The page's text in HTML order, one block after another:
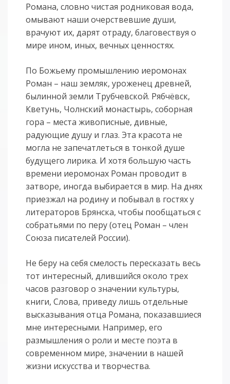
Романа, словно чистая родниковая вода,
омывают наши очерствевшие души,
врачуют их, дарят отраду, благовествуя о
мире ином, иных, вечных ценностях.
По Божьему промышлению иеромонах
Роман – наш земляк, уроженец древней,
былинной земли Трубчевской. Рябчёвск,
Кветунь, Чолнский монастырь, соборная
гора – места живописные, дивные,
радующие душу и глаз. Эта красота не
могла не запечатлеться в тонкой душе
будущего лирика. И хотя большую часть
времени иеромонах Роман проводит в
затворе, иногда выбирается в мир. На днях
приезжал на родину и побывал в гостях у
литераторов Брянска, чтобы пообщаться с
собратьями по перу (отец Роман – член
Союза писателей России).
Не беру на себя смелость пересказать весь
тот интересный, длившийся около трех
часов разговор о значении культуры,
книги, Слова, приведу лишь отдельные
высказывания отца Романа, показавшиеся
мне интересными. Например, его
размышления о роли и месте поэта в
современном мире, значении в нашей
жизни искусства и творчества.